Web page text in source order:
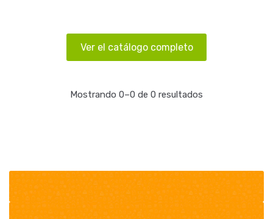
Ver el catálogo completo
Mostrando 0–0 de 0 resultados